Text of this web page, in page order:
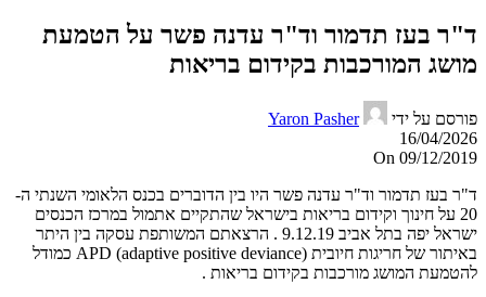
ד"ר בעז תדמור וד"ר עדנה פשר על הטמעת
מושג המורכבות בקידום בריאות
פורסם על ידי
Yaron Pasher
16/04/2026
On 09/12/2019
ד"ר בעז תדמור וד"ר עדנה פשר היו בין הדוברים בכנס הלאומי השנתי ה-
20 על חינוך וקידום בריאות בישראל שהתקיים אתמול במרכז הכנסים
ישראל יפה בתל אביב 9.12.19 . הרצאתם המשותפת עסקה בין היתר
באיתור של חריגות חיובית (APD (adaptive positive deviance כמודל
להטמעת המושג מורכבות בקידום בריאות .